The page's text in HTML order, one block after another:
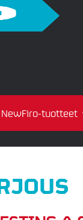
NewFiro-tuotteet